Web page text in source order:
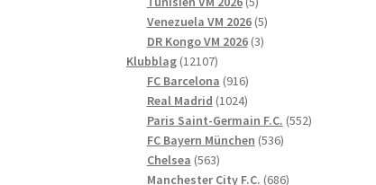
produkter
Venezuela VM 2026 55
produkter
DR Kongo VM 2026 33
Klubblag 1210712107
produkter
FC Barcelona 916916
produkter
Real Madrid 10241024
produkter
Paris Saint-Germain F.C. 552552
FC Bayern München 536536
Chelsea 563563
produkter
Manchester City F.C. 686686